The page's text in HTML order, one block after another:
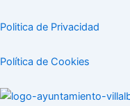
Politica de Privacidad
Política de Cookies